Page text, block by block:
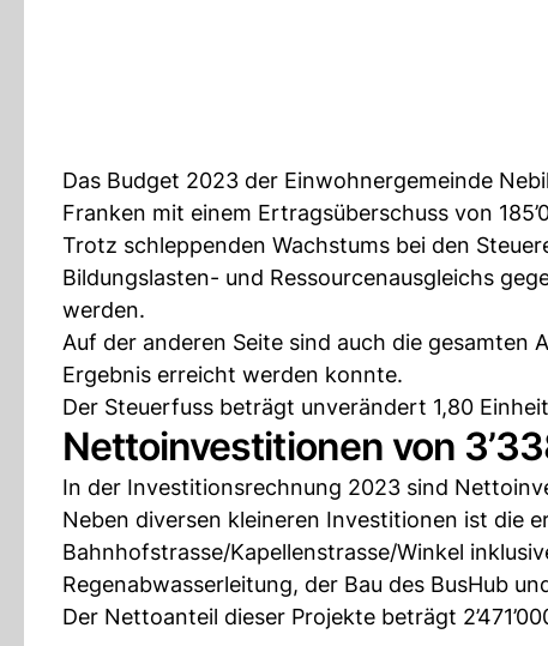
Das Budget 2023 der Einwohnergemeinde
Franken mit einem Ertragsüberschuss von
Trotz schleppenden Wachstums bei den
Bildungslasten- und Ressourcenausgleichs
werden.
Auf der anderen Seite sind auch die
Ergebnis erreicht werden konnte.
Der Steuerfuss beträgt unverändert 1,80
Nettoinvestitionen von
In der Investitionsrechnung 2023 sind
Neben diversen kleineren Investitionen ist die
Bahnhofstrasse/Kapellenstrasse/Winkel
Regenabwasserleitung, der Bau des BusHub
Der Nettoanteil dieser Projekte beträgt